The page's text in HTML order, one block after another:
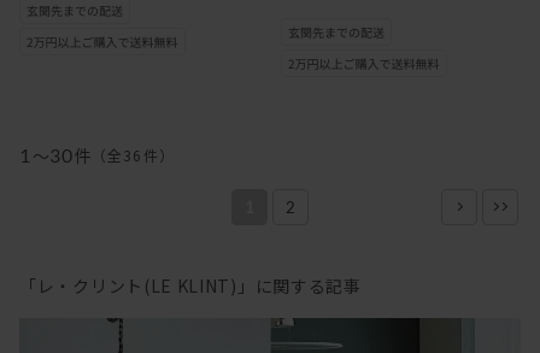
1 ～30件 （全36 件）
2
「レ・クリント(LE KLINT)」に関する記事